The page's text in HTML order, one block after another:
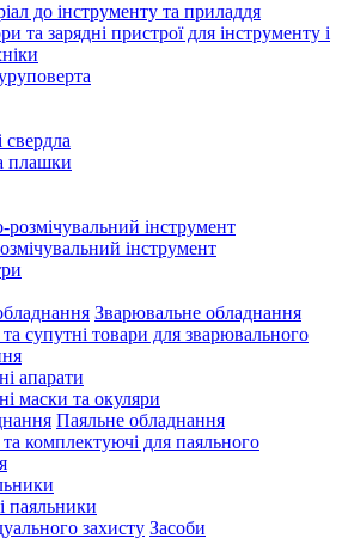
до інструменту та приладдя
та зарядні пристрої для інструменту і
свердла
плашки
інструмент
Зварювальне обладнання
супутні товари для зварювального
апарати
маски та окуляри
Паяльне обладнання
комплектуючі для паяльного
паяльники
Засоби